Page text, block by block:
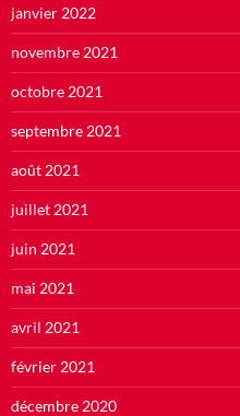
janvier 2022
novembre 2021
octobre 2021
septembre 2021
août 2021
juillet 2021
juin 2021
mai 2021
avril 2021
février 2021
décembre 2020